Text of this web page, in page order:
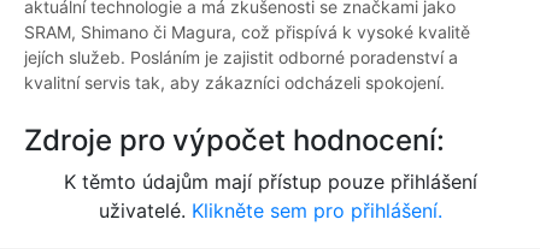
aktuální technologie a má zkušenosti se značkami jako
SRAM, Shimano či Magura, což přispívá k vysoké kvalitě
jejích služeb. Posláním je zajistit odborné poradenství a
kvalitní servis tak, aby zákazníci odcházeli spokojení.
Zdroje pro výpočet hodnocení:
K těmto údajům mají přístup pouze přihlášení
uživatelé. Klikněte sem pro přihlášení.